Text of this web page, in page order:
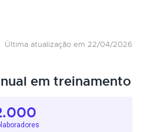
Última atualização em 22/04/2026
em treinamento